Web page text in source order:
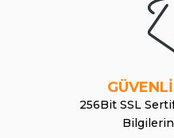
256Bit SSL